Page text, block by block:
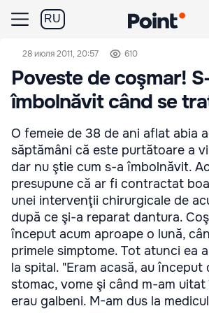
RU
28 июля 2011, 20:57 610
Poveste de coşmar!
îmbolnăvit când se
O femeie de 38 de ani aflat abia
săptămâni că este purtătoare a
dar nu ştie cum s-a îmbolnăvit.
presupune că ar fi contractat
unei intervenţii chirurgicale de
după ce şi-a reparat dantura.
început acum aproape o lună,
primele simptome. Tot atunci ea
la spital. "Eram acasă, au început
stomac, vome şi când m-am
erau galbeni. M-am dus la